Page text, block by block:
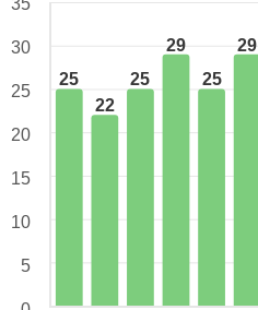
25
22
25
29
25
29
35
30
25
20
15
10
5